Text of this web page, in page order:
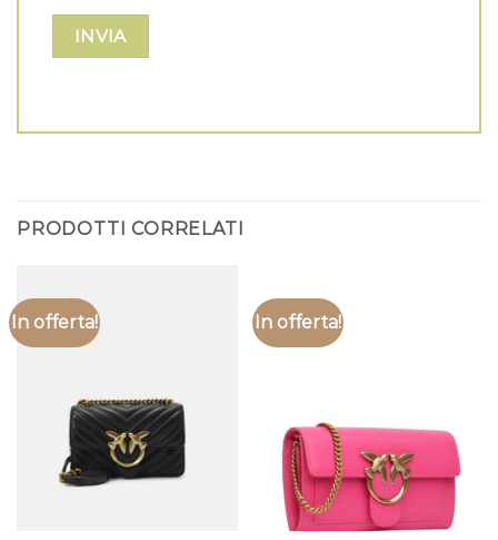
PRODOTTI CORRELATI
In offerta! In offerta!